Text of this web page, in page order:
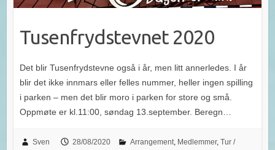
Tusenfrydstevnet 2020
Det blir Tusenfrydstevne også i år, men litt annerledes. I år
blir det ikke innmars eller felles nummer, heller ingen spilling
i parken – men det blir moro i parken for store og små.
Oppmøte er kl.11:00, søndag 13.september. Beregn…
Sven 28/08/2020 Arrangement, Medlemmer, Tur /